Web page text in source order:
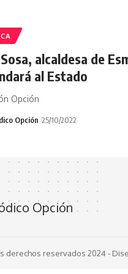
alcaldesa de
al Estado
Opción
Opción 25/10/2022
derechos reservados 2024 -